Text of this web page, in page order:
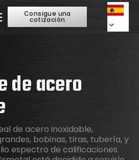
Consigue una
cotización
de acero
de acero inoxidable,
bobinas, tiras, tubería, y
espectro de calificaciones